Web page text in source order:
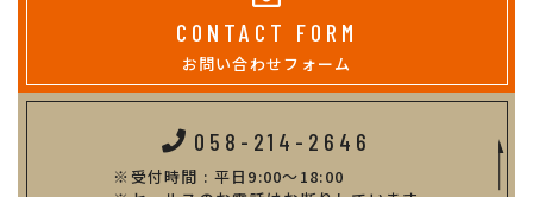
CONTACT FORM
お問い合わせフォーム
058-214-2646
受付時間 : 平日9:00～18:00